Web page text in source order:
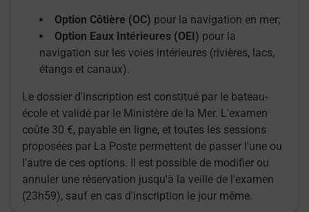
Option Côtière (OC) pour la navigation en mer;
Option Eaux Intérieures (OEI) pour la
navigation sur les voies intérieures (rivières, lacs,
étangs et canaux).
Le dossier d'inscription est constitué par le bateau-
école et validé par le Ministère de la Mer. L'examen
coûte 30 €, payable en ligne, et toutes les sessions
proposées par La Poste permettent de passer l'une ou
l'autre de ces options. Il est possible de modifier ou
annuler une réservation jusqu'à la veille de l'examen
(23h59), sauf en cas d'inscription le jour même.